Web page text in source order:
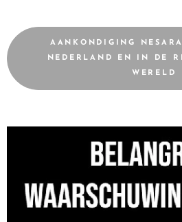
AANKONDIGING
NEDERLAND EN IN DE
WERELD